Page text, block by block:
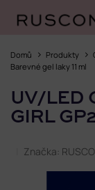
obsah
Domů Produkty
Barevné gel laky 11 ml
UV/LED
GIRL
Značka: